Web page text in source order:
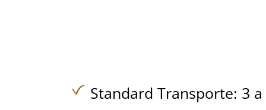
Standard Transporte: 3